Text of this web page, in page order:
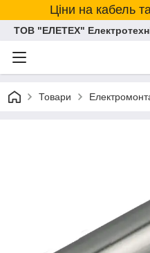
Ціни на кабель
ТОВ "ЕЛЕТЕХ"
Товари